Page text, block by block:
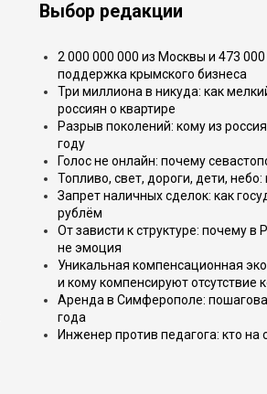
Выбор редакции
2 000 000 000 из Москвы и 473
поддержка крымского бизнеса
Три миллиона в никуда: как
россиян о квартире
Разрыв поколений: кому из
году
Голос не онлайн: почему
Топливо, свет, дороги, дети,
Запрет наличных сделок: как
рублём
От зависти к структуре: почему в
не эмоция
Уникальная компенсационная
и кому компенсируют отсутствие
Аренда в Симферополе:
года
Инженер против педагога: кто